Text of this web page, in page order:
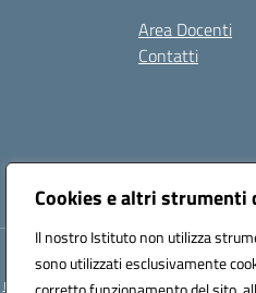
Cookies e altri strumenti
Il nostro Istituto non utilizza
sono utilizzati esclusivamente
Area Docenti
Contatti
naee10200g@pec.istruzione.it